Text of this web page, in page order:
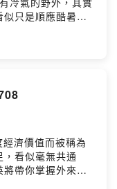
只是順應酷暑，
從容！
看似毫無共通
帶你掌握外來物